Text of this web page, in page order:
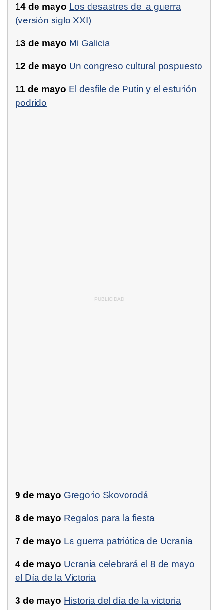
14 de mayo Los desastres de la guerra
(versión siglo XXI)
13 de mayo Mi Galicia
12 de mayo Un congreso cultural pospuesto
11 de mayo El desfile de Putin y el esturión
podrido
9 de mayo Gregorio Skovorodá
8 de mayo Regalos para la fiesta
7 de mayo La guerra patriótica de Ucrania
4 de mayo Ucrania celebrará el 8 de mayo
el Día de la Victoria
3 de mayo Historia del día de la victoria